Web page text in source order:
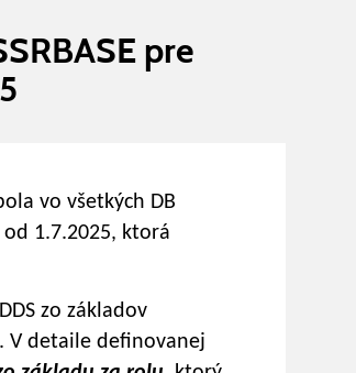
pre
vo všetkých DB
od 1.7.2025, ktorá
zo základov
V detaile definovanej